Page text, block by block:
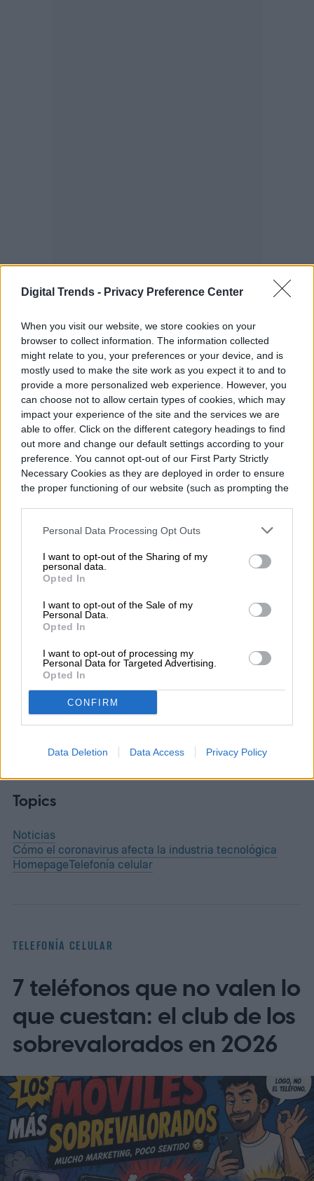
Digital Trends - Privacy Preference Center
When you visit our website, we store cookies on your
browser to collect information. The information collected
might relate to you, your preferences or your device, and is
mostly used to make the site work as you expect it to and to
provide a more personalized web experience. However, you
can choose not to allow certain types of cookies, which may
impact your experience of the site and the services we are
able to offer. Click on the different category headings to find
out more and change our default settings according to your
preference. You cannot opt-out of our First Party Strictly
Necessary Cookies as they are deployed in order to ensure
the proper functioning of our website (such as prompting the
Personal Data Processing Opt Outs
I want to opt-out of the Sharing of my
personal data.
Opted In
I want to opt-out of the Sale of my
Personal Data.
Opted In
I want to opt-out of processing my
Personal Data for Targeted Advertising.
Opted In
CONFIRM
Data Deletion Data Access Privacy Policy
«Esperamos que los dispositivos 5G estén
por arriba de los 800 dólares. Entonces,
son distintas las situaciones que harán que
la implementación de esta tecnología se
retrase», finaliza Mendoza.
Author
Luis Miguel Paredes tiene interés en
temas como computación, Motorola,
Netflix, YouTube, Telegram, WhatsApp y
Huawei…
Topics
Noticias
Cómo el coronavirus afecta la industria tecnológica
HomepageTelefonía celular
TELEFONÍA CELULAR
7 teléfonos que no valen lo
que cuestan: el club de los
sobrevalorados en 2026